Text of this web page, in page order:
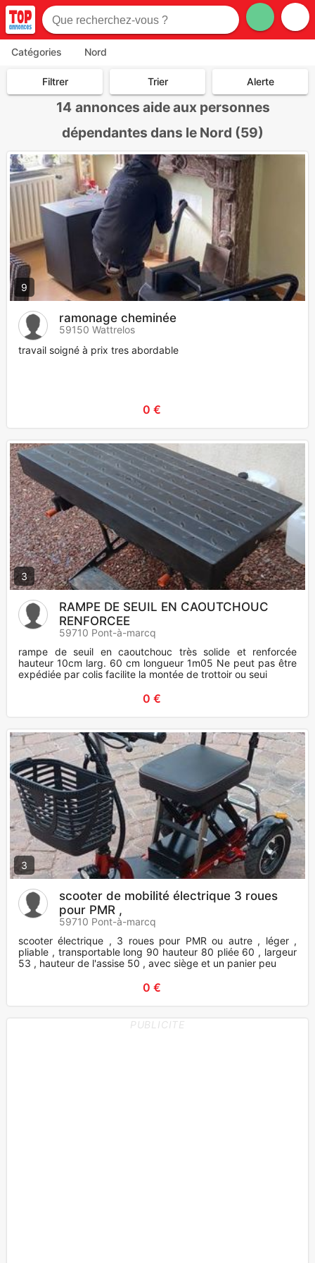
Catégories Nord
Filtrer Trier Alerte
14 annonces aide aux personnes
dépendantes dans le Nord (59)
9
ramonage cheminée
59150 Wattrelos
travail soigné à prix tres abordable
0 €
3
RAMPE DE SEUIL EN CAOUTCHOUC
RENFORCEE
59710 Pont-à-marcq
rampe de seuil en caoutchouc très solide et renforcée
hauteur 10cm larg. 60 cm longueur 1m05 Ne peut pas être
expédiée par colis facilite la montée de trottoir ou seui
0 €
3
scooter de mobilité électrique 3 roues
pour PMR ,
59710 Pont-à-marcq
scooter électrique , 3 roues pour PMR ou autre , léger ,
pliable , transportable long 90 hauteur 80 pliée 60 , largeur
53 , hauteur de l'assise 50 , avec siège et un panier peu
0 €
PUBLICITE